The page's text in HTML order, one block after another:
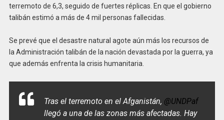
terremoto de 6,3, seguido de fuertes réplicas. En que el gobierno
talibán estimó a más de 4 mil personas fallecidas.
Se prevé que el desastre natural agote aún más los recursos de
la Administración talibán de la nación devastada por la guerra, ya
que además enfrenta la crisis humanitaria.
Tras el terremoto en el Afganistán, @UNDPaf
llegó a una de las zonas más afectadas. Hay